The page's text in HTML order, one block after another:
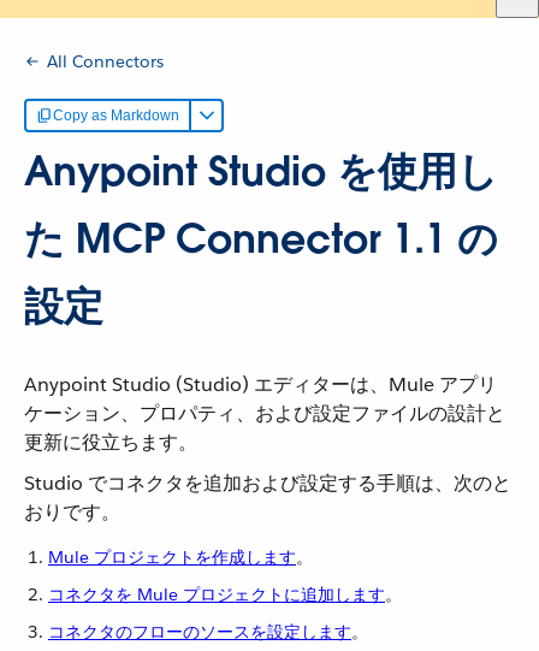
All Connectors
Copy as Markdown
Anypoint Studio を使用し
た MCP Connector 1.1 の
設定
Anypoint Studio (Studio) エディターは、Mule アプリ
ケーション、プロパティ、および設定ファイルの設計と
更新に役立ちます。
Studio でコネクタを追加および設定する手順は、次のと
おりです。
Mule プロジェクトを作成します​。
コネクタを Mule プロジェクトに追加します​。
コネクタのフローのソースを設定します​。